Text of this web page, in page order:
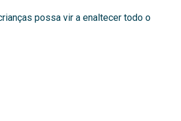
possa vir a enaltecer todo o